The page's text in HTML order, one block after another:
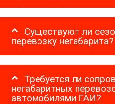
Существуют ли
перевозку негабарита?
Требуется ли
негабаритных
автомобилями ГАИ?